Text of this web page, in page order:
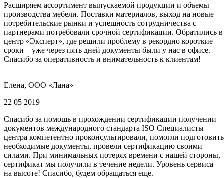
Расширяем ассортимент выпускаемой продукции и объемы
производства мебели. Поставки материалов, выход на новые
потребительские рынки и успешность сотрудничества с
партнерами потребовали срочной сертификации. Обратились в
центр «Эксперт», где решили проблему в рекордно короткие
сроки – уже через пять дней документы были у нас в офисе.
Спасибо за оперативность и внимательность к клиентам!
Елена, ООО «Лана»
22 05 2019
Спасибо за помощь в прохождении сертификации получении
документов международного стандарта ISO Специалисты
центра компетентно проконсультировали, помогли подготовить
необходимые документы, провели сертификацию своими
силами. При минимальных потерях времени с нашей стороны,
сертификат мы получили в течение недели. Уровень сервиса –
на высоте! Спасибо, будем обращаться еще.